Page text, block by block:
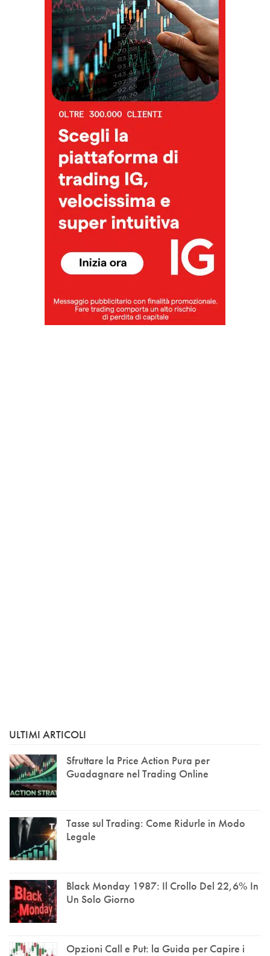
ULTIMI ARTICOLI
Sfruttare la Price Action Pura per
Guadagnare nel Trading Online
Tasse sul Trading: Come Ridurle in Modo
Legale
Black Monday 1987: Il Crollo Del 22,6% In
Un Solo Giorno
Opzioni Call e Put: la Guida per Capire i